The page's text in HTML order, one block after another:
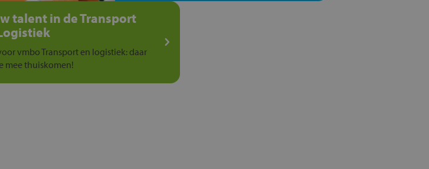
talent in de Transport
vmbo Transport en logistiek: daar
mee thuiskomen!